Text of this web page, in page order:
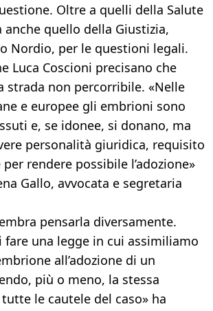
Oltre a quelli della Salute
anche quello della Giustizia,
Nordio, per le questioni legali.
Luca Coscioni precisano che
strada non percorribile. «Nelle
e europee gli embrioni sono
e, se idonee, si donano, ma
personalità giuridica, requisito
rendere possibile l’adozione»
Gallo, avvocata e segretaria
pensarla diversamente.
fare una legge in cui assimiliamo
all’adozione di un
più o meno, la stessa
le cautele del caso» ha